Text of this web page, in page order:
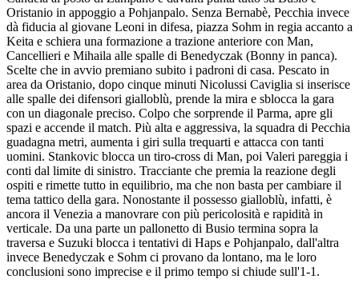
Oristanio in appoggio a Pohjanpalo. Senza Bernabè, Pecchia invece
dà fiducia al giovane Leoni in difesa, piazza Sohm in regia accanto a
Keita e schiera una formazione a trazione anteriore con Man,
Cancellieri e Mihaila alle spalle di Benedyczak (Bonny in panca).
Scelte che in avvio premiano subito i padroni di casa. Pescato in
area da Oristanio, dopo cinque minuti Nicolussi Caviglia si inserisce
alle spalle dei difensori gialloblù, prende la mira e sblocca la gara
con un diagonale preciso. Colpo che sorprende il Parma, apre gli
spazi e accende il match. Più alta e aggressiva, la squadra di Pecchia
guadagna metri, aumenta i giri sulla trequarti e attacca con tanti
uomini. Stankovic blocca un tiro-cross di Man, poi Valeri pareggia i
conti dal limite di sinistro. Tracciante che premia la reazione degli
ospiti e rimette tutto in equilibrio, ma che non basta per cambiare il
tema tattico della gara. Nonostante il possesso gialloblù, infatti, è
ancora il Venezia a manovrare con più pericolosità e rapidità in
verticale. Da una parte un pallonetto di Busio termina sopra la
traversa e Suzuki blocca i tentativi di Haps e Pohjanpalo, dall'altra
invece Benedyczak e Sohm ci provano da lontano, ma le loro
conclusioni sono imprecise e il primo tempo si chiude sull'1-1.